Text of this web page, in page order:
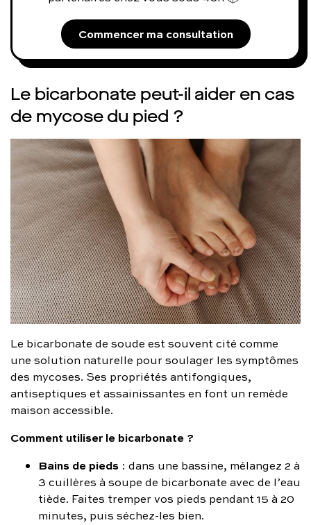
Commencer ma consultation
Le bicarbonate peut-il aider en cas
de mycose du pied ?
Le bicarbonate de soude est souvent cité comme
une solution naturelle pour soulager les symptômes
des mycoses. Ses propriétés antifongiques,
antiseptiques et assainissantes en font un remède
maison accessible.
Comment utiliser le bicarbonate ?
Bains de pieds : dans une bassine, mélangez 2 à
3 cuillères à soupe de bicarbonate avec de l’eau
tiède. Faites tremper vos pieds pendant 15 à 20
minutes, puis séchez-les bien.